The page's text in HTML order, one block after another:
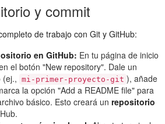
y commit
de trabajo con Git y GitHub:
en GitHub: En tu página de inicio
el botón "New repository". Dale un
(ej., mi-primer-proyecto-git ), añade
la opción "Add a README file" para
básico. Esto creará un repositorio